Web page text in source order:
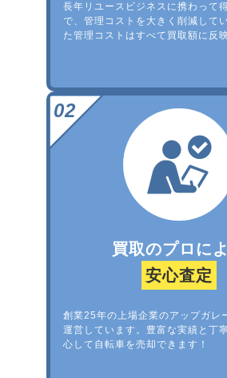
長年リユースビジネスに携わって
で、管理コストを大きく削減して
た管理コストはすべて買取額に反
買取のプロに
安心査定
創業25年の上場企業のアップガレ
運営しています。豊富な実績と丁
心して自転車を売却できます！